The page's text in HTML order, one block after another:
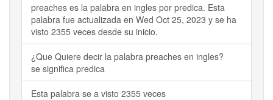
preaches es la palabra en ingles por predica. Esta
palabra fue actualizada en Wed Oct 25, 2023 y se ha
visto 2355 veces desde su inicio.
¿Que Quiere decir la palabra preaches en ingles?
se significa predica
Esta palabra se a visto 2355 veces